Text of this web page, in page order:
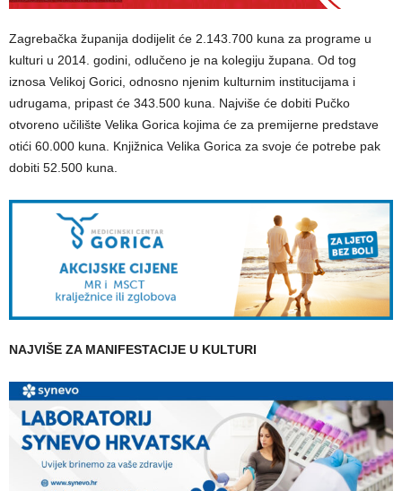
Zagrebačka županija dodijelit će 2.143.700 kuna za programe u
kulturi u 2014. godini, odlučeno je na kolegiju župana. Od tog
iznosa Velikoj Gorici, odnosno njenim kulturnim institucijama i
udrugama, pripast će 343.500 kuna. Najviše će dobiti Pučko
otvoreno učilište Velika Gorica kojima će za premijerne predstave
otići 60.000 kuna. Knjižnica Velika Gorica za svoje će potrebe pak
dobiti 52.500 kuna.
NAJVIŠE ZA MANIFESTACIJE U KULTURI